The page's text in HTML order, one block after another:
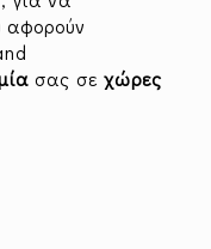
σας σε χώρες